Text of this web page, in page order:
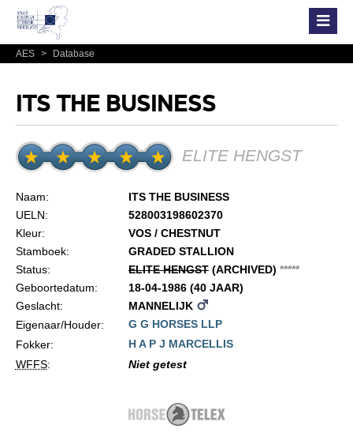
AES > Database
ITS THE BUSINESS
ELITE HENGST
Naam:
ITS THE BUSINESS
UELN:
528003198602370
Kleur:
VOS / CHESTNUT
Stamboek:
GRADED STALLION
Status:
ELITE HENGST(ARCHIVED) *****
Geboortedatum:
18-04-1986 (40 JAAR)
Geslacht:
MANNELIJK
Eigenaar/Houder:
G G HORSES LLP
Fokker:
H A P J MARCELLIS
WFFS: Niet getest